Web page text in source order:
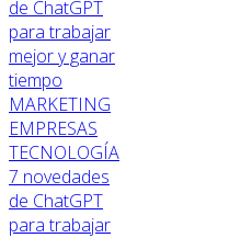
MARKETING
EMPRESAS
TECNOLOGÍA
7 novedades
de ChatGPT
para trabajar